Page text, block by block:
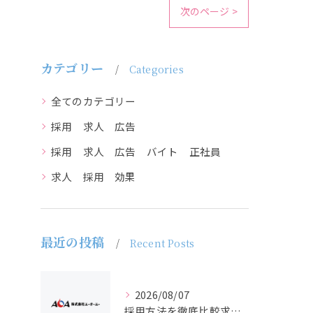
次のページ >
カテゴリー Categories
全てのカテゴリー
採用 求人 広告
採用 求人 広告 バイト 正社員
求人 採用 効果
最近の投稿 Recent Posts
2026/08/07